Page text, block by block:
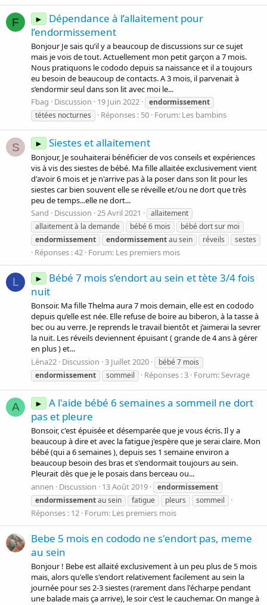
F ►
Dépendance à l’allaitement pour
l’endormissement
Bonjour Je sais qu’il y a beaucoup de discussions sur ce sujet
mais je vois de tout. Actuellement mon petit garçon a 7 mois.
Nous pratiquons le cododo depuis sa naissance et il a toujours
eu besoin de beaucoup de contacts. A 3 mois, il parvenait à
s’endormir seul dans son lit avec moi le...
Fbag
Discussion 19 Juin 2022
endormissement
tétées nocturnes
Réponses : 50 Forum: Les bambins
S ► Siestes et allaitement
Bonjour, Je souhaiterai bénéficier de vos conseils et expériences
vis à vis des siestes de bébé. Ma fille allaitée exclusivement vient
d'avoir 6 mois et je n'arrive pas à la poser dans son lit pour les
siestes car bien souvent elle se réveille et/ou ne dort que très
peu de temps...elle ne dort...
Sand
Discussion 25 Avril 2021
allaitement
allaitement à la demande
bébé 6 mois
bébé dort sur moi
endormissement
endormissementau sein réveils sestes
Réponses : 42 Forum: Les premiers mois
L ►
Bébé 7 mois s’endort au sein et tète 3/4 fois
nuit
Bonsoir. Ma fille Thelma aura 7 mois demain, elle est en cododo
depuis qu’elle est née. Elle refuse de boire au biberon, à la tasse à
bec ou au verre. Je reprends le travail bientôt et j’aimerai la sevrer
la nuit. Les réveils deviennent épuisant ( grande de 4 ans à gérer
en plus ) et...
Léna22 Discussion 3 Juillet 2020
bébé 7 mois
endormissement
sommeil Réponses : 3 Forum:Sevrage
A ►
A l'aide bébé 6 semaines a sommeil ne dort
pas et pleure
Bonsoir, c'est épuisée et désemparée que je vous écris. Il y a
beaucoup à dire et avec la fatigue j'espère que je serai claire. Mon
bébé (qui a 6 semaines ), depuis ses 1 semaine environ a
beaucoup besoin des bras et s'endormait toujours au sein.
Pleurait dès que je le posais dans berceau ou...
annen
Discussion 13 Août 2019
endormissement
endormissementau sein fatigue pleurs sommeil
Réponses : 12 Forum: Les premiers mois
Bebe 5 mois en cododo ne s'endort pas, meme
au sein
Bonjour ! Bebe est allaité exclusivement à un peu plus de 5 mois
mais, alors qu'elle s'endort relativement facilement au sein la
journée pour ses 2-3 siestes (rarement dans l'écharpe pendant
une balade mais ça arrive), le soir c'est le cauchemar. On mange à